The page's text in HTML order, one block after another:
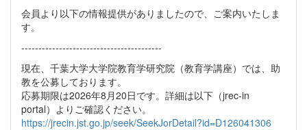
会員より以下の情報提供がありましたので、ご案内いたしま
す。
-----------------------------------------
現在、千葉大学大学院教育学研究院（教育学講座）では、助
教を公募しております。
応募期限は2026年8月20日です。詳細は以下（jrec-in
portal）よりご確認ください。
https://jrecin.jst.go.jp/seek/SeekJorDetail?id=D126041306